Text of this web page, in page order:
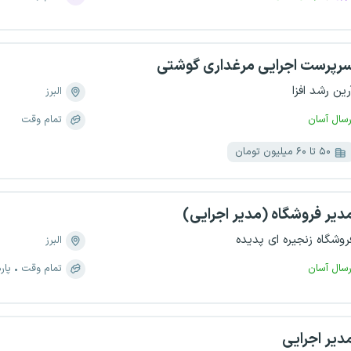
اجرایی مرغداری گوشتی
رشد افزا
آسان
البرز
تمام وقت
۵۰ تا ۶۰ میلیون تومان
فروشگاه (مدیر اجرایی)
زنجیره ای پدیده
آسان
البرز
تمام وقت
اجرایی